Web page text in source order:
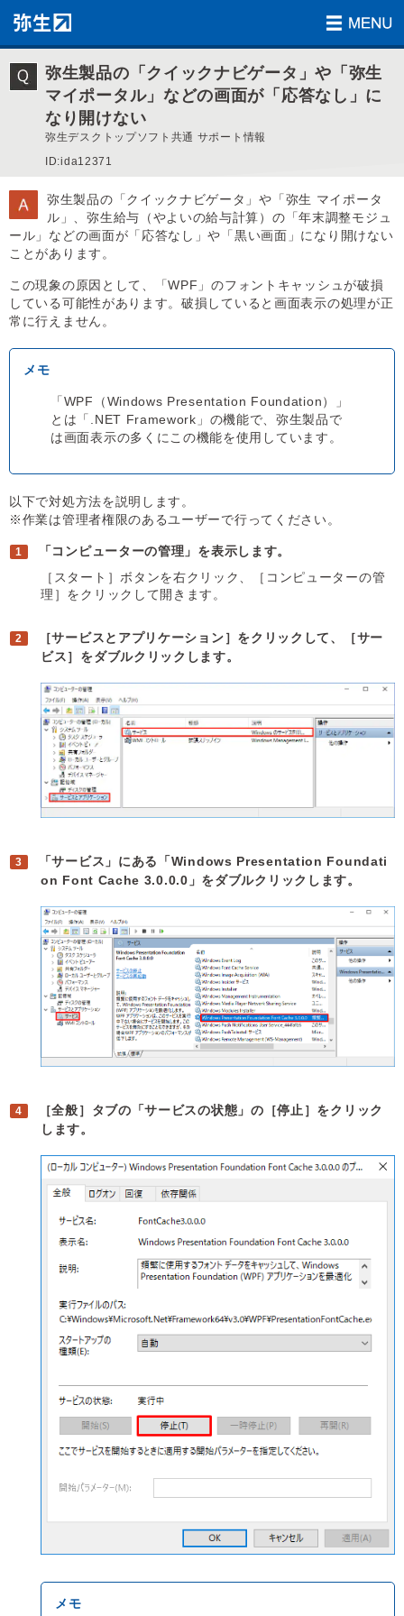
弥生製品の「クイックナビゲータ」や「弥生
マイポータル」などの画面が「応答なし」に
なり開けない
弥生デスクトップソフト共通 サポート情報
ID:ida12371
弥生製品の「クイックナビゲータ」や「弥生 マイポータ
ル」、弥生給与（やよいの給与計算）の「年末調整モジュ
ール」などの画面が「応答なし」や「黒い画面」になり開けない
ことがあります。
この現象の原因として、「WPF」のフォントキャッシュが破損
している可能性があります。破損していると画面表示の処理が正
常に行えません。
「WPF（Windows Presentation Foundation）」
とは「.NET Framework」の機能で、弥生製品で
は画面表示の多くにこの機能を使用しています。
以下で対処方法を説明します。
※作業は管理者権限のあるユーザーで行ってください。
「コンピューターの管理」を表示します。
［スタート］ボタンを右クリック、［コンピューターの管
理］をクリックして開きます。
［サービスとアプリケーション］をクリックして、［サー
ビス］をダブルクリックします。
「サービス」にある「Windows Presentation Foundati
on Font Cache 3.0.0.0」をダブルクリックします。
［全般］タブの「サービスの状態」の［停止］をクリック
します。